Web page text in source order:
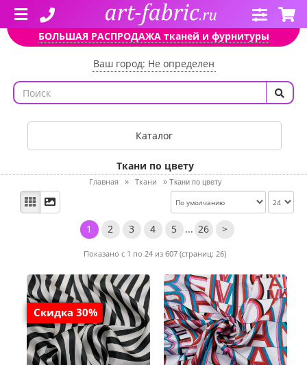
БОЛЬШАЯ РАСПРОДАЖА тканей и фурнитуры
Ваш город: Не определен
Каталог
Ткани по цвету
Главная » Ткани » Ткани по цвету
1 2 3 4 5 ... 26 >
Показано с 1 по 24 из 607 (страниц: 26)
Скидка 30%